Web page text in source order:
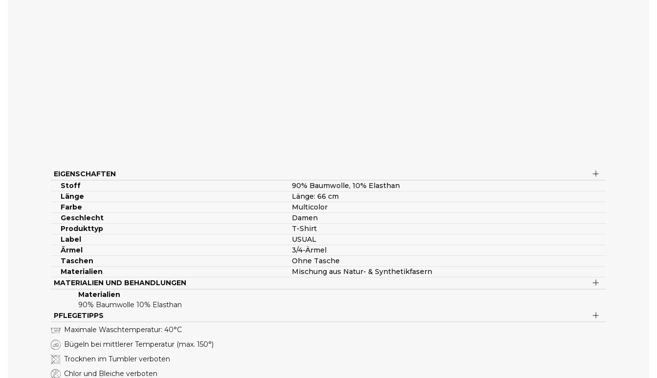
EIGENSCHAFTEN
Stoff
90% Baumwolle, 10% Elasthan
Länge
Länge: 66 cm
Farbe
Multicolor
Geschlecht
Damen
Produkttyp
T-Shirt
Label
USUAL
Ärmel
3/4-Ärmel
Taschen
Ohne Tasche
Materialien
Mischung aus Natur- & Synthetikfasern
MATERIALIEN UND BEHANDLUNGEN
Materialien
90% Baumwolle 10% Elasthan
PFLEGETIPPS
40°C
Maximale Waschtemperatur: 40°C
Bügeln bei mittlerer Temperatur (max. 150°)
Trocknen im Tumbler verboten
Chlor und Bleiche verboten